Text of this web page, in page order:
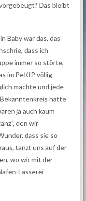
Das bleibt
Baby war das, das
dass ich
immer so störte,
im PeKIP völlig
machte und jede
hatte
ja auch kaum
den wir
dass sie so
tanzt uns auf der
wo wir mit der
Lasserei